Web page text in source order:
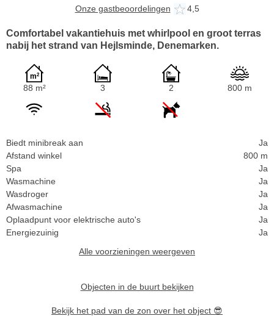
Onze gastbeoordelingen 4,5
Comfortabel vakantiehuis met whirlpool en groot terras
nabij het strand van Hejlsminde, Denemarken.
88 m² 3 2 800 m
Biedt minibreak aan
Ja
Afstand winkel
800 m
Spa
Ja
Wasmachine
Ja
Wasdroger
Ja
Afwasmachine
Ja
Oplaadpunt voor elektrische auto's
Ja
Energiezuinig
Ja
Alle voorzieningen weergeven
Objecten in de buurt bekijken
Bekijk het pad van de zon over het object 😎